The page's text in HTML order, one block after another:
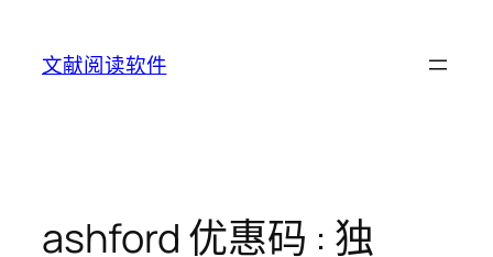
content
文献阅读软件
ashford 优惠码 : 独